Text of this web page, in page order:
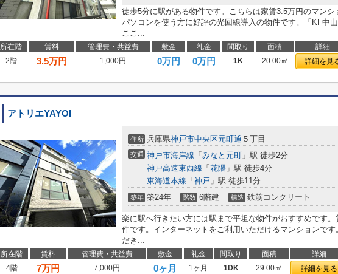
徒歩5分に駅がある物件です。こちらは家賃3.5万円のマンシ
パソコンを使う方に好評の光回線導入の物件です。「KF中
ここ...
所在階 賃料 管理費・共益費 敷金 礼金 間取り 面積 詳細
2階
3.5万円 1,000円 0万円 0万円 1K 20.00㎡ 詳細を見
アトリエYAYOI
住所 兵庫県神戸市中央区元町通 ５丁目
交通 神戸市海岸線 「 みなと元町 」駅 徒歩2分
神戸高速東西線 「 花隈 」駅 徒歩4分
東海道本線 「 神戸 」駅 徒歩11分
築年 築24年 階数 6階建 構造 鉄筋コンクリート
楽に駅へ行きたい方には駅まで平坦な物件がおすすめです。
件です。インターネットをご利用いただけるマンションで
だき...
所在階 賃料 管理費・共益費 敷金 礼金 間取り 面積 詳細
4階
7万円 7,000円 0ヶ月 1ヶ月 1DK 29.00㎡ 詳細を見る